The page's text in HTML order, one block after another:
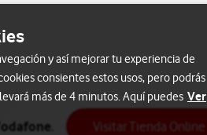
Visitar Tienda Online
y así mejorar tu experiencia de
consientes estos usos, pero podrás
más de 4 minutos. Aquí puedes Ver